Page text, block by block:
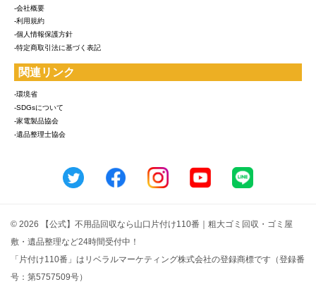
-会社概要
-利用規約
-個人情報保護方針
-特定商取引法に基づく表記
関連リンク
-環境省
-SDGsについて
-家電製品協会
-遺品整理士協会
© 2026 【公式】不用品回収なら山口片付け110番｜粗大ゴミ回収・ゴミ屋
敷・遺品整理など24時間受付中！
「片付け110番」はリベラルマーケティング株式会社の登録商標です（登録番
号：第5757509号）